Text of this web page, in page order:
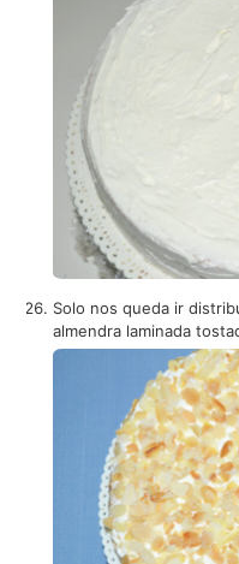
Solo nos queda ir
almendra laminada